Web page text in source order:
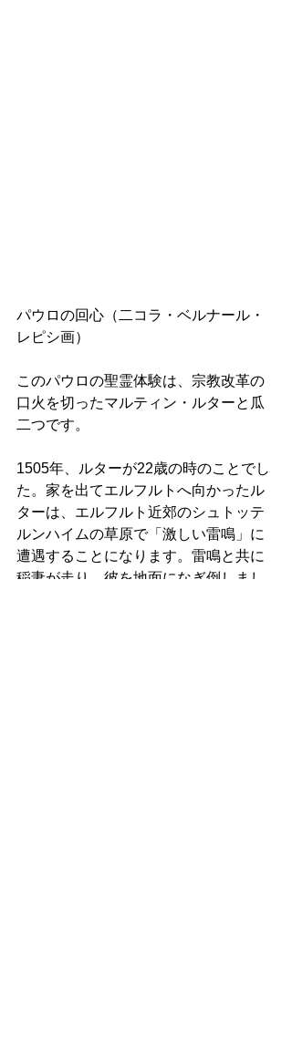
パウロの回心（二コラ・ベルナール・
レピシ画）
このパウロの聖霊体験は、宗教改革の
口火を切ったマルティン・ルターと瓜
二つです。
1505年、ルターが22歳の時のことでし
た。家を出てエルフルトへ向かったル
ターは、エルフルト近郊のシュトッテ
ルンハイムの草原で「激しい雷鳴」に
遭遇することになります。雷鳴と共に
稲妻が走り、彼を地面になぎ倒しまし